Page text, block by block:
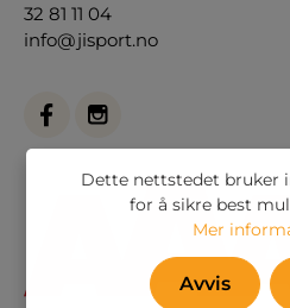
32 81 11 04
info@jisport.no
Dette nettstedet bruker
for å sikre best
Mer
Avvis